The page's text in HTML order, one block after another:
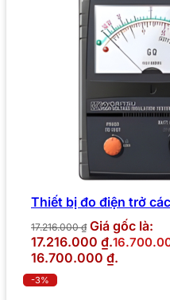
Thiết bị đo điện trở
17.216.000₫ Giá gốc là:
17.216.000 ₫.
16.700.000 ₫.
-3%